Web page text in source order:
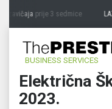
zavičajaprije 3 sedmice
BUSINESS SERVICES
Električna
2023.